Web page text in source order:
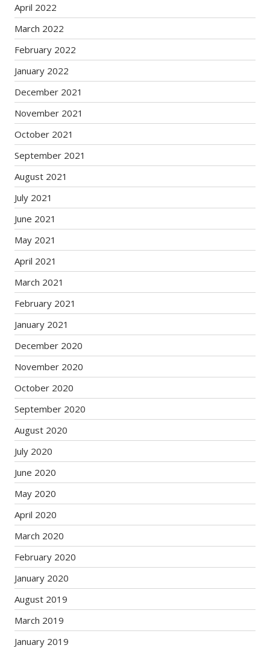
April 2022
March 2022
February 2022
January 2022
December 2021
November 2021
October 2021
September 2021
August 2021
July 2021
June 2021
May 2021
April 2021
March 2021
February 2021
January 2021
December 2020
November 2020
October 2020
September 2020
August 2020
July 2020
June 2020
May 2020
April 2020
March 2020
February 2020
January 2020
August 2019
March 2019
January 2019